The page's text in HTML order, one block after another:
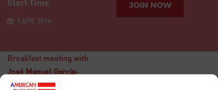
Start Time
7 APR, 2014
JOIN NOW
Breakfast meeting with
José Manuel García-
Margallo, Minister for